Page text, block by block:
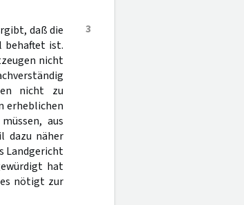
3
daß die
behaftet ist.
nicht
nicht zu
erheblichen
aus
dazu näher
Landgericht
hat
nötigt zur